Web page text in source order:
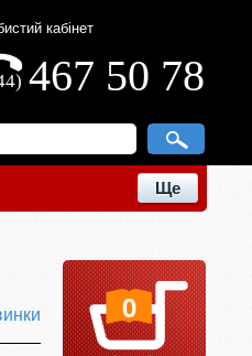
кабінет
467 50 78
Ще
0